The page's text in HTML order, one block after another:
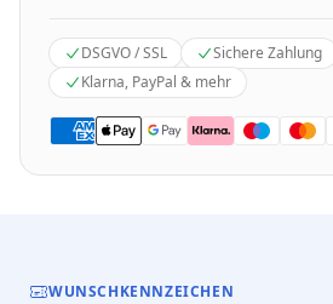
DSGVO / SSL
Sichere Zahlung
Klarna, PayPal & mehr
WUNSCHKENNZEICHEN